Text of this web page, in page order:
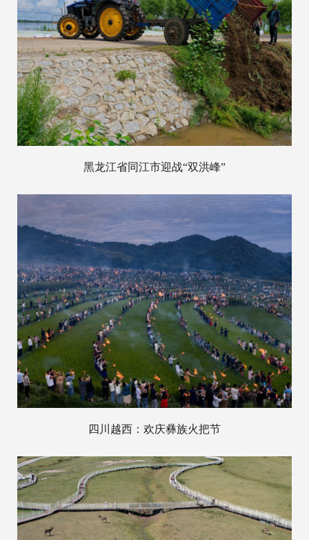
黑龙江省同江市迎战“双洪峰”
四川越西：欢庆彝族火把节